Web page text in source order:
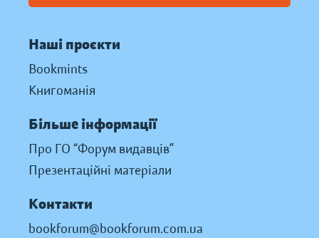
Наші проєкти
Bookmints
Книгоманія
Більше інформації
Про ГО “Форум видавців”
Презентаційні матеріали
Контакти
bookforum@bookforum.com.ua